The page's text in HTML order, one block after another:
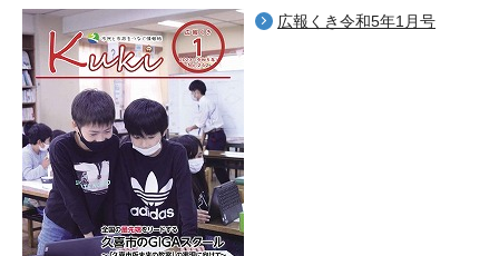
広報くき令和5年1月号